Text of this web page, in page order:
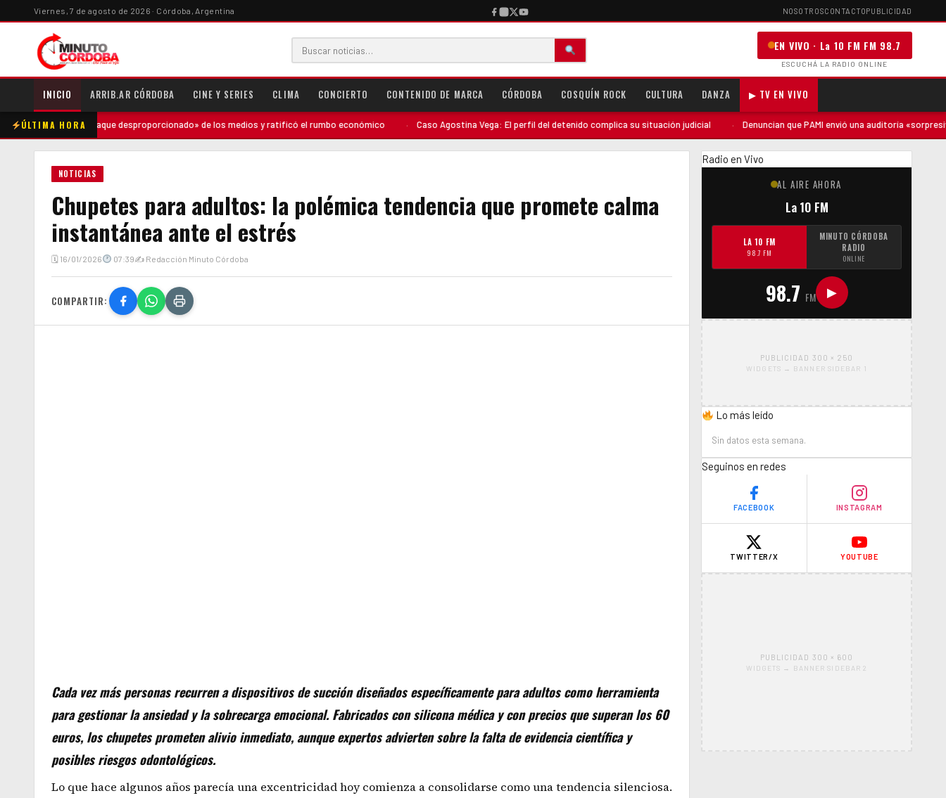
Viernes, 7 de agosto de 2026 · Córdoba, Argentina NOSOTROSCONTACTOPUBLICIDAD
EN VIVO · La 10 FM FM 98.7
ESCUCHÁ LA RADIO ONLINE
INICIO ARRIB.AR CÓRDOBA CINE Y SERIES CLIMA CONCIERTO CONTENIDO DE MARCA CÓRDOBA COSQUÍN ROCK CULTURA DANZA ▶ TV EN VIVO
ÚLTIMA HORA
un «ataque desproporcionado» de los medios y ratificó el rumbo económico · Caso Agostina Vega: El perfil del detenido complica su situación judicial · Denuncian que PAMI envió una auditoría «sorpresiva» a San
NOTICIAS
Chupetes para adultos: la polémica tendencia que promete calma
instantánea ante el estrés
🗓 16/01/2026 07:39✍ Redacción Minuto Córdoba
COMPARTIR:
Cada vez más personas recurren a dispositivos de succión diseñados específicamente para adultos como herramienta
para gestionar la ansiedad y la sobrecarga emocional. Fabricados con silicona médica y con precios que superan los 60
euros, los chupetes prometen alivio inmediato, aunque expertos advierten sobre la falta de evidencia científica y
posibles riesgos odontológicos.
Lo que hace algunos años parecía una excentricidad hoy comienza a consolidarse como una tendencia silenciosa.
Radio en Vivo
AL AIRE AHORA
La 10 FM
LA 10 FM
98.7 FM
MINUTO CÓRDOBA
RADIO
ONLINE
98.7 FM ▶
PUBLICIDAD 300 × 250
WIDGETS → BANNER SIDEBAR 1
Lo más leído
Sin datos esta semana.
Seguinos en redes
FACEBOOK INSTAGRAM
TWITTER/X YOUTUBE
PUBLICIDAD 300 × 600
WIDGETS → BANNER SIDEBAR 2